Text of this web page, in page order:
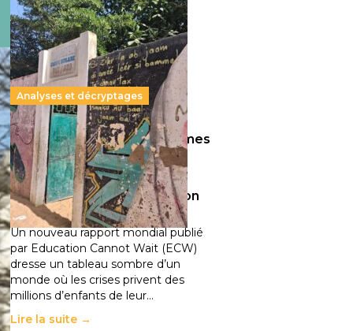
Analyses et décryptages
258 millions d’enfants victimes
de la guerre, des chocs
climatiques et des
déplacements de population
11 juillet 2026 -National
Un nouveau rapport mondial publié
par Education Cannot Wait (ECW)
dresse un tableau sombre d’un
monde où les crises privent des
millions d’enfants de leur…
Lire la suite →